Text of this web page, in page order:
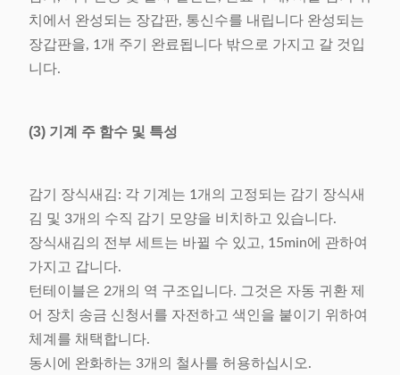
치에서 완성되는 장갑판, 통신수를 내립니다 완성되는
장갑판을, 1개 주기 완료됩니다 밖으로 가지고 갈 것입
니다.
(3) 기계 주 함수 및 특성
감기 장식새김: 각 기계는 1개의 고정되는 감기 장식새
김 및 3개의 수직 감기 모양을 비치하고 있습니다.
장식새김의 전부 세트는 바뀔 수 있고, 15min에 관하여
가지고 갑니다.
턴테이블은 2개의 역 구조입니다. 그것은 자동 귀환 제
어 장치 송금 신청서를 자전하고 색인을 붙이기 위하여
체계를 채택합니다.
동시에 완화하는 3개의 철사를 허용하십시오.